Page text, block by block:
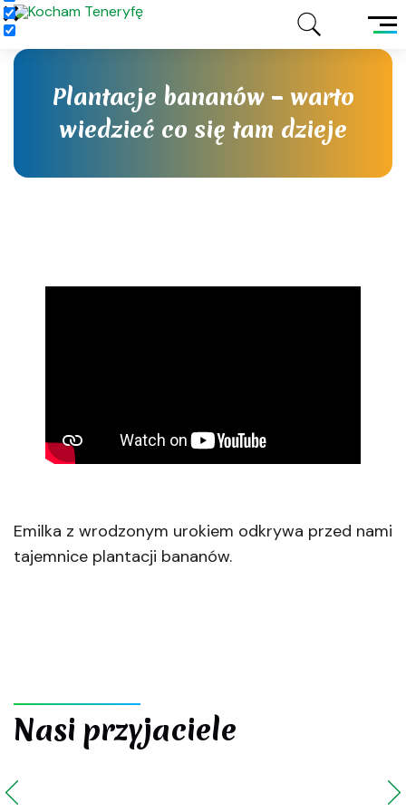
Plantacje bananów – warto
wiedzieć co się tam dzieje
Emilka z wrodzonym urokiem odkrywa przed nami
tajemnice plantacji bananów.
Nasi przyjaciele